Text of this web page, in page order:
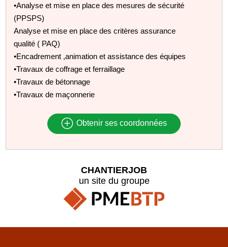
•Analyse et mise en place des mesures de sécurité
(PPSPS)
Analyse et mise en place des critères assurance
qualité ( PAQ)
•Encadrement ,animation et assistance des équipes
•Travaux de coffrage et ferraillage
•Travaux de bétonnage
•Travaux de maçonnerie
Obtenir ses coordonnées
CHANTIERJOB
un site du groupe